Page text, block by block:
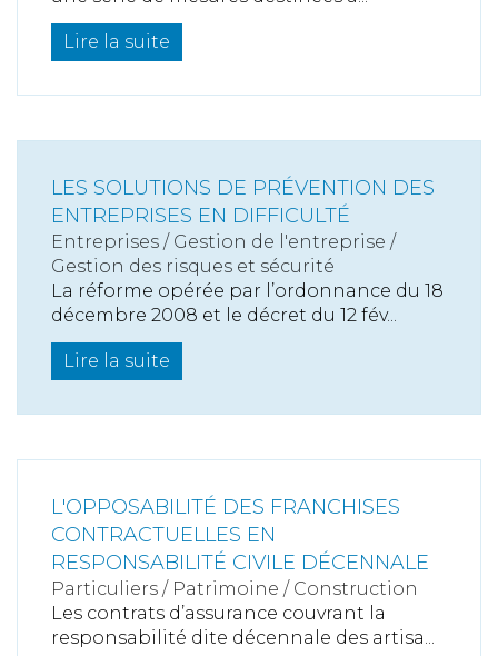
Lire la suite
LES SOLUTIONS DE PRÉVENTION DES
ENTREPRISES EN DIFFICULTÉ
Entreprises / Gestion de l'entreprise /
Gestion des risques et sécurité
La réforme opérée par l’ordonnance du 18
décembre 2008 et le décret du 12 fév...
Lire la suite
L'OPPOSABILITÉ DES FRANCHISES
CONTRACTUELLES EN
RESPONSABILITÉ CIVILE DÉCENNALE
Particuliers / Patrimoine / Construction
Les contrats d’assurance couvrant la
responsabilité dite décennale des artisa...